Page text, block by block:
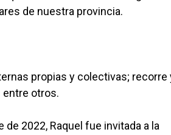
de nuestra provincia.
propias y colectivas; recorre
otros.
2022, Raquel fue invitada a la